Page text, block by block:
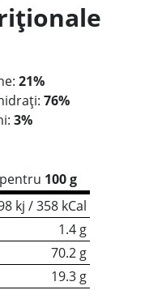
21%
76%
3%
100 g
kj / 358 kCal
1.4 g
70.2 g
19.3 g